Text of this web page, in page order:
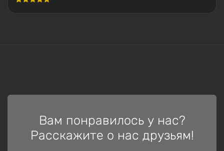
Вам понравилось у нас?
Расскажите о нас друзьям!